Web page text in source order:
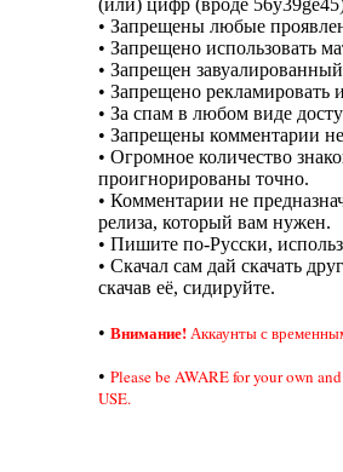
(или) цифр (вроде
• Запрещены любые
• Запрещено использовать
• Запрещен
• Запрещено рекламировать
• За спам в любом виде
• Запрещены комментарии
• Огромное количество
проигнорированы точно.
• Комментарии не
релиза, который вам нужен.
• Пишите по-Русски,
• Скачал сам дай скачать
скачав её, сидируйте.
• Внимание!Аккаунты с
• Please be AWARE for your own
USE.